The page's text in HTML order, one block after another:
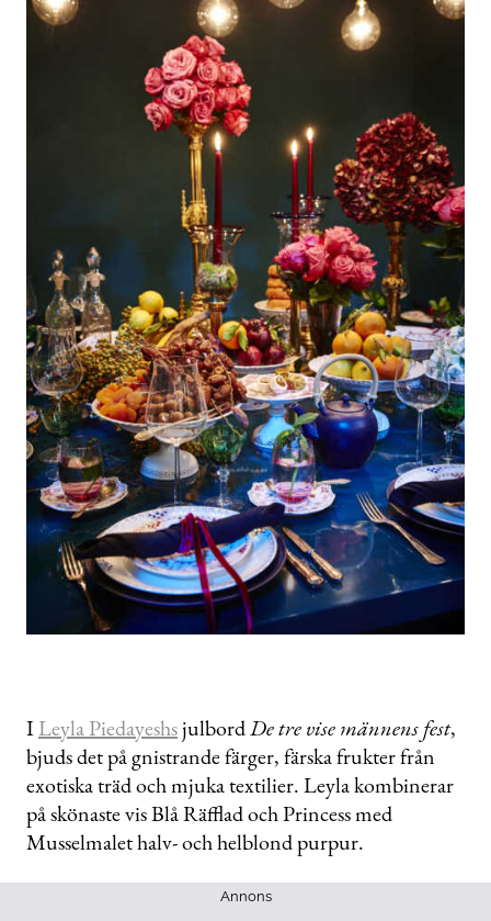
ILeyla PiedayeshsjulbordDe tre vise männens fest,
bjuds det på gnistrande färger, färska frukter från
exotiska träd och mjuka textilier. Leyla kombinerar
på skönaste vis Blå Räfflad och Princess med
Musselmalet halv- och helblond purpur.
Annons